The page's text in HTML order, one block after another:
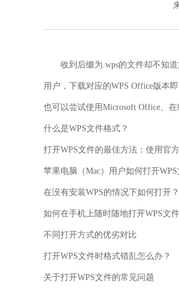
收到后缀为.wps的文件却不知
用户，下载对应的WPS Office版本
也可以尝试使用Microsoft Office、
什么是WPS文件格式？
打开WPS文件的最佳方法：使用官
苹果电脑（Mac）用户如何打开WPS
在没有安装WPS的情况下如何打开？
如何在手机上随时随地打开WPS文
不同打开方式的优劣对比
打开WPS文件时格式错乱怎么办？
关于打开WPS文件的常见问题